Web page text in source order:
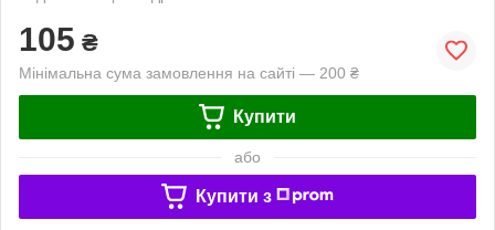
105 ₴
Мінімальна сума замовлення на сайті — 200 ₴
Купити
або
Купити з